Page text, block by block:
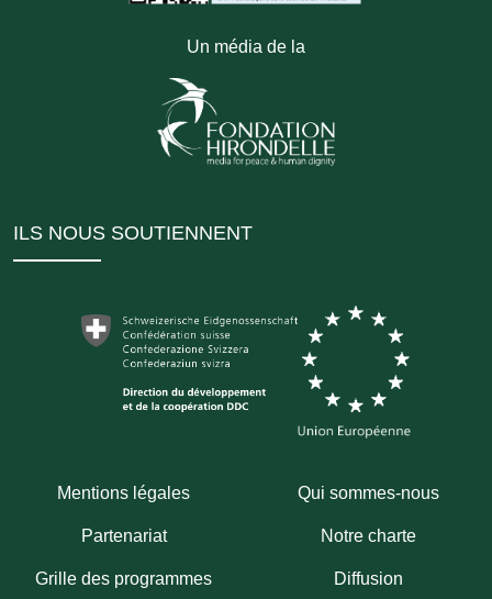
Un média de la
ILS NOUS SOUTIENNENT
Mentions légales Qui sommes-nous
Partenariat Notre charte
Grille des programmes Diffusion